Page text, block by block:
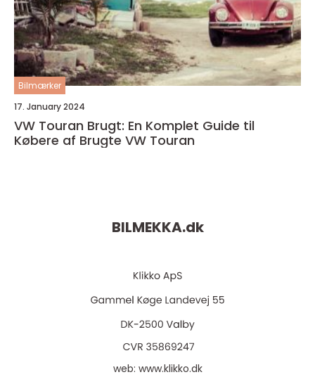
Bilmærker
17. January 2024
VW Touran Brugt: En Komplet Guide til
Købere af Brugte VW Touran
BILMEKKA.dk
web: www.klikko.dk